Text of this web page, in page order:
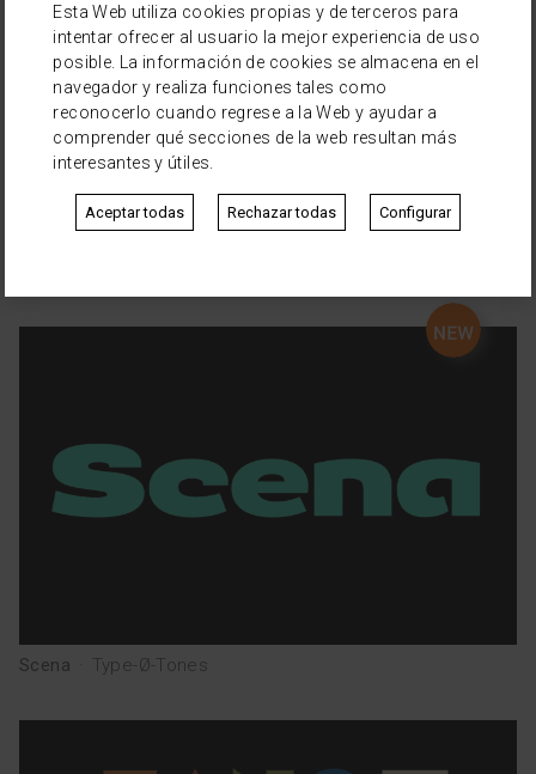
Scena Type-Ø-Tones
Esta Web utiliza cookies propias y de terceros para
intentar ofrecer al usuario la mejor experiencia de uso
posible. La información de cookies se almacena en el
navegador y realiza funciones tales como
reconocerlo cuando regrese a la Web y ayudar a
comprender qué secciones de la web resultan más
interesantes y útiles.
Aceptar todas Rechazar todas Configurar